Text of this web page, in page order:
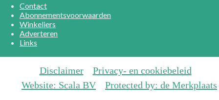
Contact
Abonnementsvoorwaarden
Winkeliers
Adverteren
Links
Disclaimer
Privacy- en cookiebeleid
Website: Scala BV
Protected by: de Merkplaats